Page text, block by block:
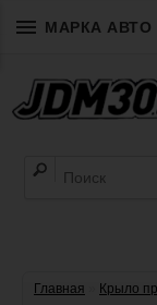
МАРКА АВТО
Главная Крыло